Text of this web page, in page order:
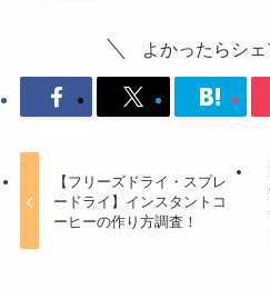
よかったらシェ
【フリーズドライ・スプレ
ードライ】インスタントコ
ーヒーの作り方調査！